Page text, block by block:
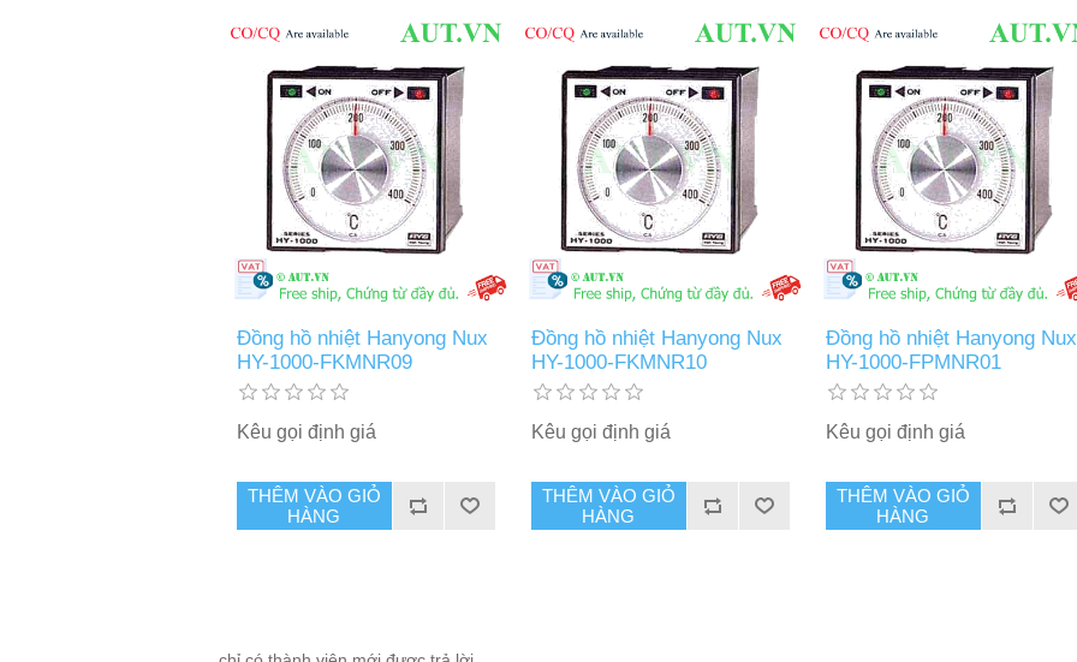
Đồng hồ nhiệt Hanyong Nux
HY-1000-FKMNR09
Kêu gọi định giá
THÊM VÀO GIỎ
HÀNG
Đồng hồ nhiệt Hanyong Nux
HY-1000-FKMNR10
Kêu gọi định giá
THÊM VÀO GIỎ
HÀNG
Đồng hồ nhiệt Hanyong Nux
HY-1000-FPMNR01
Kêu gọi định giá
THÊM VÀO GIỎ
HÀNG